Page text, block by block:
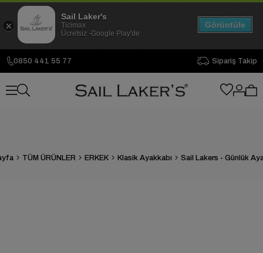
0850 441 55 77 Sipariş Takip
TÜM ÜRÜNLER ERKEK Klasik Ayakkabı Sail Lakers - Günlük
Sail Laker's
Ticimax
Ücretsiz -Google Play'de
Görüntüle